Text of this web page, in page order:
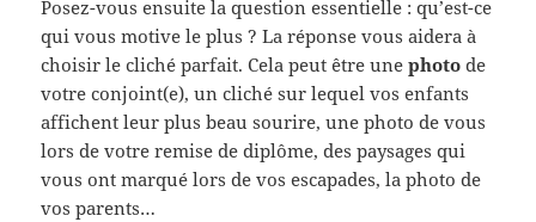
Posez-vous ensuite la question essentielle : qu’est-ce
qui vous motive le plus ? La réponse vous aidera à
choisir le cliché parfait. Cela peut être unephoto de
votre conjoint(e), un cliché sur lequel vos enfants
affichent leur plus beau sourire, une photo de vous
lors de votre remise de diplôme, des paysages qui
vous ont marqué lors de vos escapades, la photo de
vos parents…